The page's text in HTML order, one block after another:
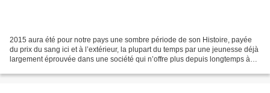
2015 aura été pour notre pays une sombre période de son Histoire, payée
du prix du sang ici et à l’extérieur, la plupart du temps par une jeunesse déjà
largement éprouvée dans une société qui n’offre plus depuis longtemps à